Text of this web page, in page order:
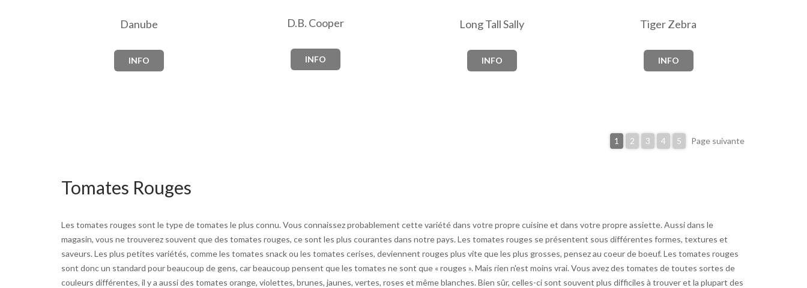
D.B. Cooper
INFO
Danube
INFO
Long Tall Sally
INFO
Tiger Zebra
INFO
1 2 3 4 5 Page suivante
Tomates Rouges
Les tomates rouges sont le type de tomates le plus connu. Vous connaissez probablement cette variété dans votre propre cuisine et dans votre propre assiette. Aussi dans le
magasin, vous ne trouverez souvent que des tomates rouges, ce sont les plus courantes dans notre pays. Les tomates rouges se présentent sous différentes formes, textures et
saveurs. Les plus petites variétés, comme les tomates snack ou les tomates cerises, deviennent rouges plus vite que les plus grosses, pensez au coeur de boeuf. Les tomates rouges
sont donc un standard pour beaucoup de gens, car beaucoup pensent que les tomates ne sont que « rouges ». Mais rien n'est moins vrai. Vous avez des tomates de toutes sortes de
couleurs différentes, il y a aussi des tomates orange, violettes, brunes, jaunes, vertes, roses et même blanches. Bien sûr, celles-ci sont souvent plus difficiles à trouver et la plupart des